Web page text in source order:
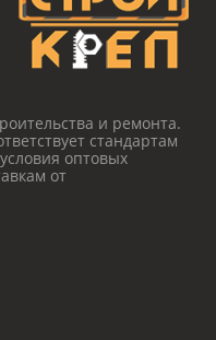
и ремонта.
стандартам
оптовых
от